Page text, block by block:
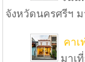
จังหวัดนครศรีฯ
คาเ
มาเ